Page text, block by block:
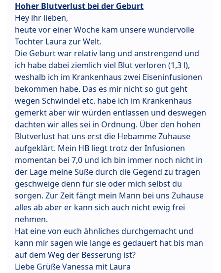
Hoher Blutverlust bei der Geburt
Hey ihr lieben,
heute vor einer Woche kam unsere wundervolle
Tochter Laura zur Welt.
Die Geburt war relativ lang und anstrengend und
ich habe dabei ziemlich viel Blut verloren (1,3 l),
weshalb ich im Krankenhaus zwei Eiseninfusionen
bekommen habe. Das es mir nicht so gut geht
wegen Schwindel etc. habe ich im Krankenhaus
gemerkt aber wir würden entlassen und deswegen
dachten wir alles sei in Ordnung. Über den hohen
Blutverlust hat uns erst die Hebamme Zuhause
aufgeklärt. Mein HB liegt trotz der Infusionen
momentan bei 7,0 und ich bin immer noch nicht in
der Lage meine Süße durch die Gegend zu tragen
geschweige denn für sie oder mich selbst du
sorgen. Zur Zeit fängt mein Mann bei uns Zuhause
alles ab aber er kann sich auch nicht ewig frei
nehmen.
Hat eine von euch ähnliches durchgemacht und
kann mir sagen wie lange es gedauert hat bis man
auf dem Weg der Besserung ist?
Liebe Grüße Vanessa mit Laura